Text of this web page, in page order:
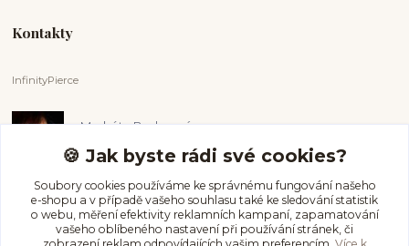
Kontakty
InfinityPierce
Markéta Badurová
(Po-Ne, 9-18 hod.)
info@infinitypierce.cz
🍪 Jak byste rádi své cookies?
Soubory cookies používáme ke správnému fungování našeho
e-shopu a v případě vašeho souhlasu také ke sledování statistik
o webu, měření efektivity reklamních kampaní, zapamatování
vašeho oblíbeného nastavení při používání stránek, či